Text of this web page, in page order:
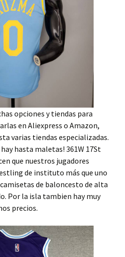
opciones y tiendas para
en Aliexpress o Amazon,
varias tiendas especializadas.
hasta maletas! 361W 17St
que nuestros jugadores
de instituto más que uno
de baloncesto de alta
Por la isla tambien hay muy
precios.